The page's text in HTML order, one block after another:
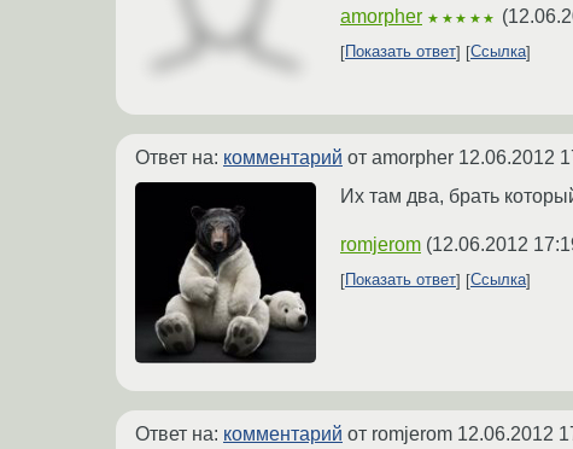
amorpher ★★★★★ (
Показать ответ Ссылка
Ответ на: комментарий от amorpher 12.06.2012
Их там два, брать
romjerom (12.06.2012
Показать ответ
Ссылка
Ответ на: комментарий от romjerom 12.06.2012